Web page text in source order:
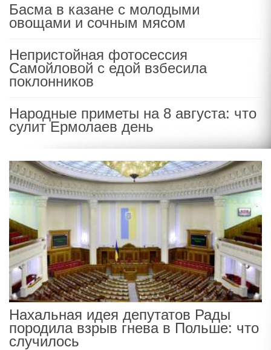
Басма в казане с молодыми
овощами и сочным мясом
Непристойная фотосессия
Самойловой с едой взбесила
поклонников
Народные приметы на 8 августа: что
сулит Ермолаев день
Нахальная идея депутатов Рады
породила взрыв гнева в Польше: что
случилось